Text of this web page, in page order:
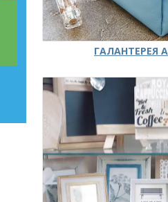
ГАЛАНТЕРЕЯ